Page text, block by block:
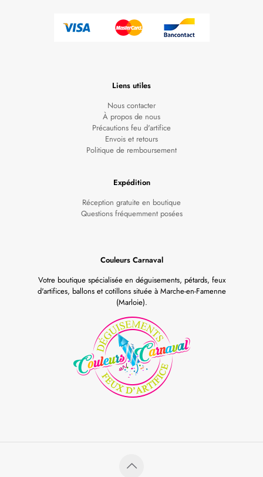
Liens utiles
Nous contacter
À propos de nous
Précautions feu d'artifice
Envois et retours
Politique de remboursement
Expédition
Réception gratuite en boutique
Questions fréquemment posées
Couleurs Carnaval
Votre boutique spécialisée en déguisements, pétards, feux
d'artifices, ballons et cotillons située à Marche-en-Famenne
(Marloie).